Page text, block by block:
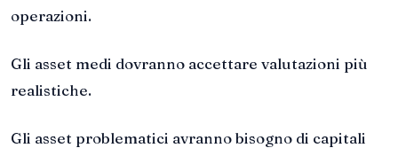
operazioni.
Gli asset medi dovranno accettare valutazioni più
realistiche.
Gli asset problematici avranno bisogno di capitali